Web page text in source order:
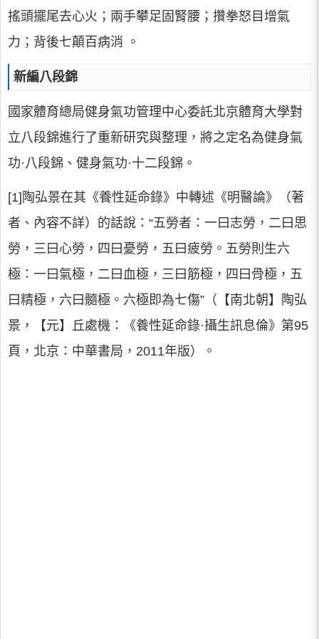
搖頭擺尾去心火；兩手攀足固腎腰；攢拳怒目增氣
力；背後七顛百病消 。
新編八段錦
國家體育總局健身氣功管理中心委託北京體育大學對
立八段錦進行了重新研究與整理，將之定名為健身氣
功·八段錦、健身氣功·十二段錦。
[1]陶弘景在其《養性延命錄》中轉述《明醫論》（著
者、內容不詳）的話說：“五勞者：一曰志勞，二曰思
勞，三曰心勞，四曰憂勞，五曰疲勞。五勞則生六
極：一曰氣極，二曰血極，三曰筋極，四曰骨極，五
曰精極，六曰髓極。六極即為七傷”（【南北朝】陶弘
景，【元】丘處機：《養性延命錄·攝生訊息倫》第95
頁，北京：中華書局，2011年版）。